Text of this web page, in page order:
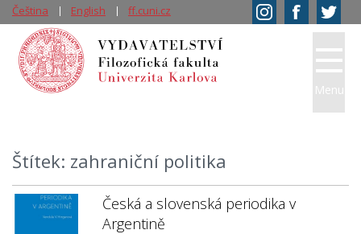
Štítek: zahraniční politika
Česká a slovenská periodika v
Argentině
Menu
Čeština English ff.cuni.cz